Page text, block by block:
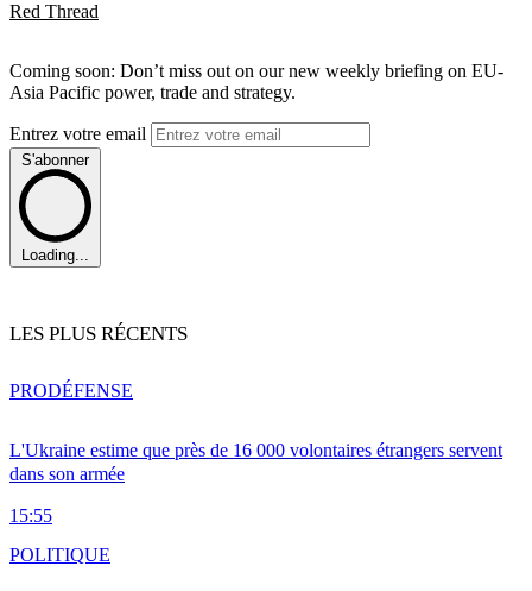
Red Thread
Coming soon: Don’t miss out on our new weekly briefing on EU-
Asia Pacific power, trade and strategy.
Entrez votre email
S'abonner
Loading...
LES PLUS RÉCENTS
L'Ukraine estime que près de 16 000 volontaires étrangers servent
dans son armée
15:55
PRODÉFENSE
POLITIQUE